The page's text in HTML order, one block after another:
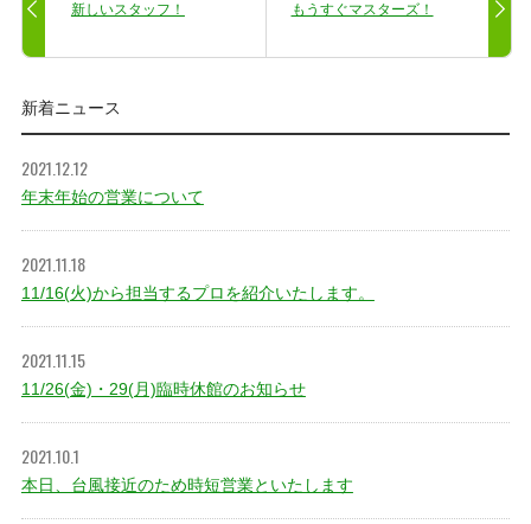
新しいスタッフ！ もうすぐマスターズ！
新着ニュース
2021.12.12
年末年始の営業について
2021.11.18
11/16(火)から担当するプロを紹介いたします。
2021.11.15
11/26(金)・29(月)臨時休館のお知らせ
2021.10.1
本日、台風接近のため時短営業といたします